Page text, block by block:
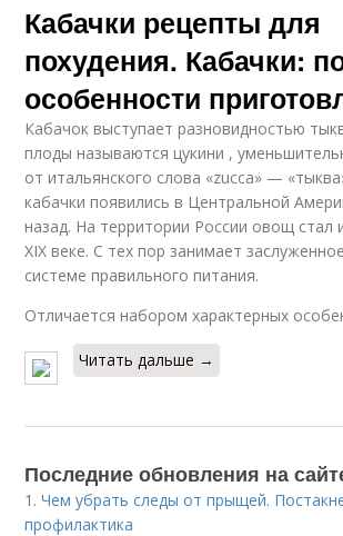
Кабачки рецепты для
похудения. Кабачки:
особенности
Кабачок выступает разновидностью
плоды называются цукини ,
от итальянского слова «zucca» —
кабачки появились в Центральной
назад. На территории России овощ стал
XIX веке. С тех пор занимает
системе правильного питания.
Отличается набором характерных
Читать дальше →
Последние обновления на
1.Чем убрать следы от прыщей.
профилактика